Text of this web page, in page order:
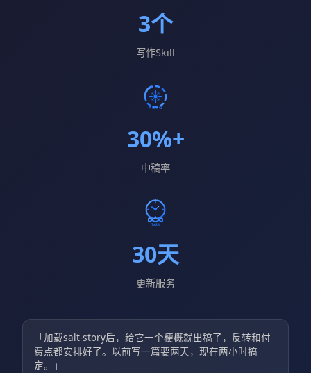
3个
写作Skill
30%+
中稿率
30天
更新服务
「加载salt-story后，给它一个梗概就出稿了，反转和付
费点都安排好了。以前写一篇要两天，现在两小时搞
定。」